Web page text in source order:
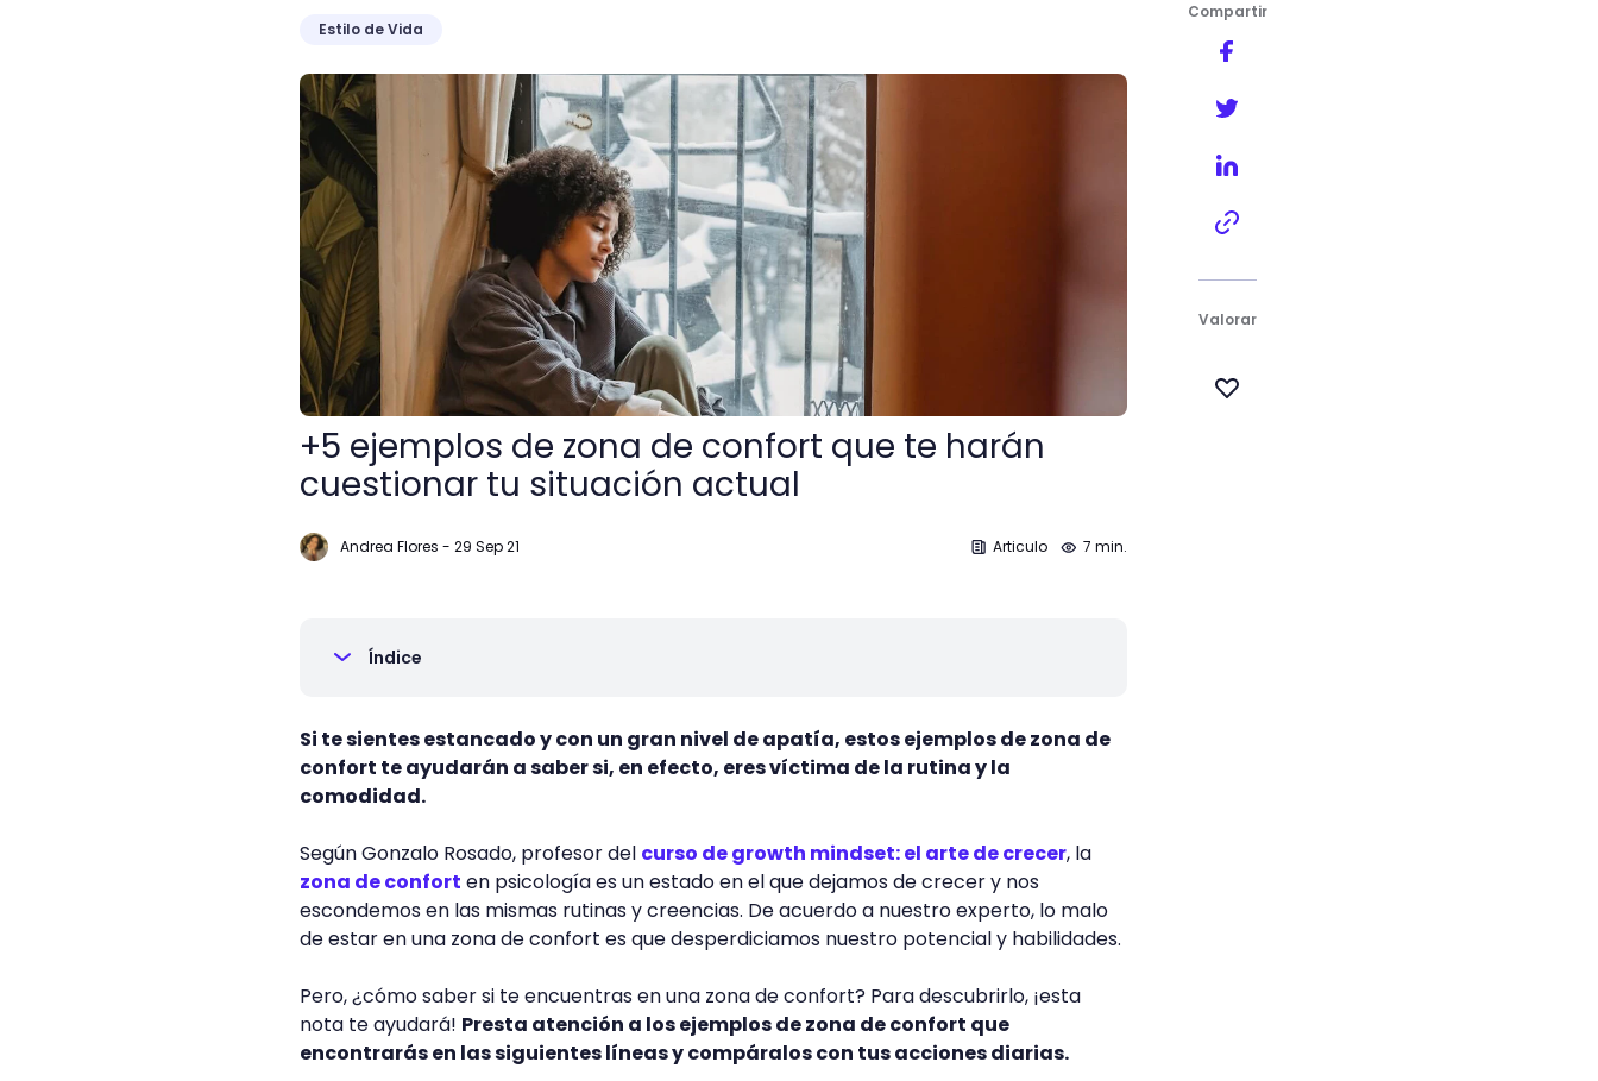
Estilo de Vida
+5 ejemplos de zona de confort que te harán cuestionar tu situación actual
+5 ejemplos de zona de confort que te harán
cuestionar tu situación actual
Andrea Flores - 29 Sep 21 Articulo 7 min.
Índice
Si te sientes estancado y con un gran nivel de apatía, estos ejemplos de zona de
confort te ayudarán a saber si, en efecto, eres víctima de la rutina y la
comodidad.
Según Gonzalo Rosado, profesor del curso de growth mindset: el arte de crecer, la
zona de confort en psicología es un estado en el que dejamos de crecer y nos
escondemos en las mismas rutinas y creencias. De acuerdo a nuestro experto, lo malo
de estar en una zona de confort es que desperdiciamos nuestro potencial y habilidades.
Pero, ¿cómo saber si te encuentras en una zona de confort? Para descubrirlo, ¡esta
nota te ayudará! Presta atención a los ejemplos de zona de confort que
encontrarás en las siguientes líneas y compáralos con tus acciones diarias.
Compartir
Valorar